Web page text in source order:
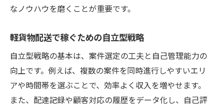
なノウハウを磨くことが重要です。
軽貨物配送で稼ぐための自立型戦略
自立型戦略の基本は、案件選定の工夫と自己管理能力の
向上です。例えば、複数の案件を同時進行しやすいエリ
アや時間帯を選ぶことで、効率よく収入を増やせます。
また、配達記録や顧客対応の履歴をデータ化し、自己評